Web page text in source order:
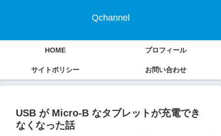
Qchannel
HOME プロフィール
サイトポリシー お問い合わせ
USB が Micro-B なタブレットが充電でき
なくなった話